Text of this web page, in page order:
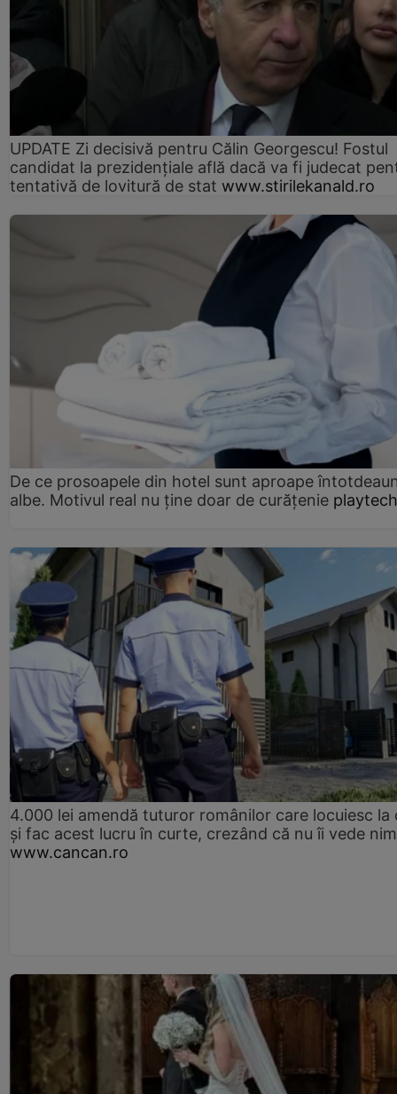
UPDATE Zi decisivă pentru Călin Georgescu! Fostul
candidat la prezidențiale află dacă va fi judecat
tentativă de lovitură de stat www.stirilekanald.ro
De ce prosoapele din hotel sunt aproape
albe. Motivul real nu ține doar de curățenie
4.000 lei amendă tuturor românilor care locuiesc la
și fac acest lucru în curte, crezând că nu îi vede
www.cancan.ro